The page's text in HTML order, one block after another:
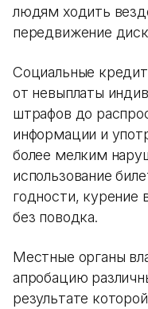
людям ходить
передвижение
Социальные
от невыплаты
штрафов до
информации и
более мелким
использование
годности, курение
без поводка.
Местные органы
апробацию
результате